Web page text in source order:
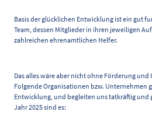
Basis der glücklichen Entwicklung ist ein gut
Team, dessen Mitglieder in ihren jeweiligen
zahlreichen ehrenamtlichen Helfer.
Das alles wäre aber nicht ohne Förderung
Folgende Organisationen bzw. Unternehmen
Entwicklung, und begleiten uns tatkräftig und
Jahr 2025 sind es: